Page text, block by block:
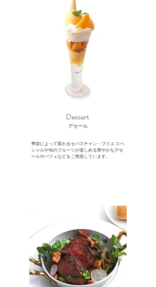
​Dessert
デセール
季節によって変わるセバスチャン・ブイエ スペ
シャルや旬のフルーツが楽しめる華やかなデセ
ールやパフェなどをご用意しています。